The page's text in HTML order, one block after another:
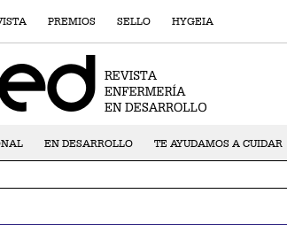
PREMIOS SELLO HYGEIA
EN DESARROLLO TE AYUDAMOS A CUIDAR